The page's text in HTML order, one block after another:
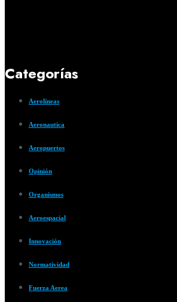
Categorías
Aerolíneas
Aeronautica
Aeropuertos
Opinión
Organismos
Aeroespacial
Innovación
Normatividad
Fuerza Aerea